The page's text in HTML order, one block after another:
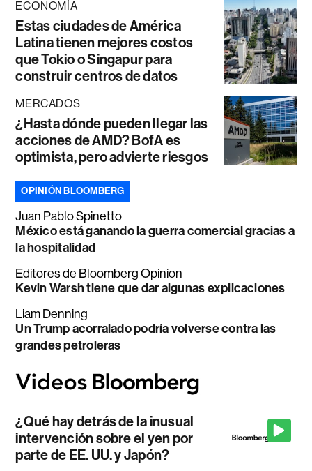
ECONOMÍA
Estas ciudades de América
Latina tienen mejores costos
que Tokio o Singapur para
construir centros de datos
MERCADOS
¿Hasta dónde pueden llegar las
acciones de AMD? BofA es
optimista, pero advierte riesgos
OPINIÓN BLOOMBERG
Juan Pablo Spinetto
México está ganando la guerra comercial gracias a
la hospitalidad
Editores de Bloomberg Opinion
Kevin Warsh tiene que dar algunas explicaciones
Liam Denning
Un Trump acorralado podría volverse contra las
grandes petroleras
¿Qué hay detrás de la inusual
intervención sobre el yen por
parte de EE. UU. y Japón?